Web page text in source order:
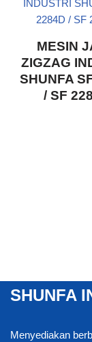
MESIN
ZIGZAG
SHUNFA
/ SF
SHUNFA
Menyediakan